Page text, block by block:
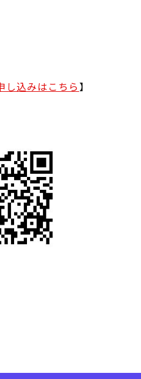
込みはこちら】